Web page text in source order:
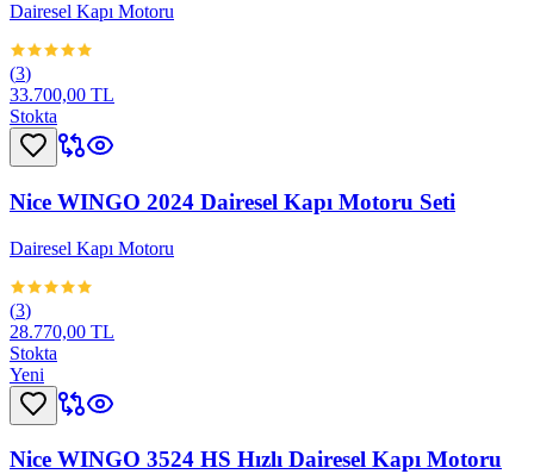
Dairesel Kapı Motoru
(3)
33.700,00 TL
Stokta
Nice WINGO 2024 Dairesel Kapı Motoru Seti
Dairesel Kapı Motoru
(3)
28.770,00 TL
Stokta
Yeni
Nice WINGO 3524 HS Hızlı Dairesel Kapı Motoru